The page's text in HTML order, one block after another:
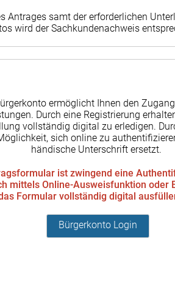
Antrages samt der erforderlichen
wird der Sachkundenachweis
ermöglicht Ihnen den
Durch eine Registrierung
vollständig digital zu erledigen.
sich online zu
händische Unterschrift ersetzt.
ist zwingend eine
mittels Online-Ausweisfunktion oder
Formular vollständig digital
Bürgerkonto Login